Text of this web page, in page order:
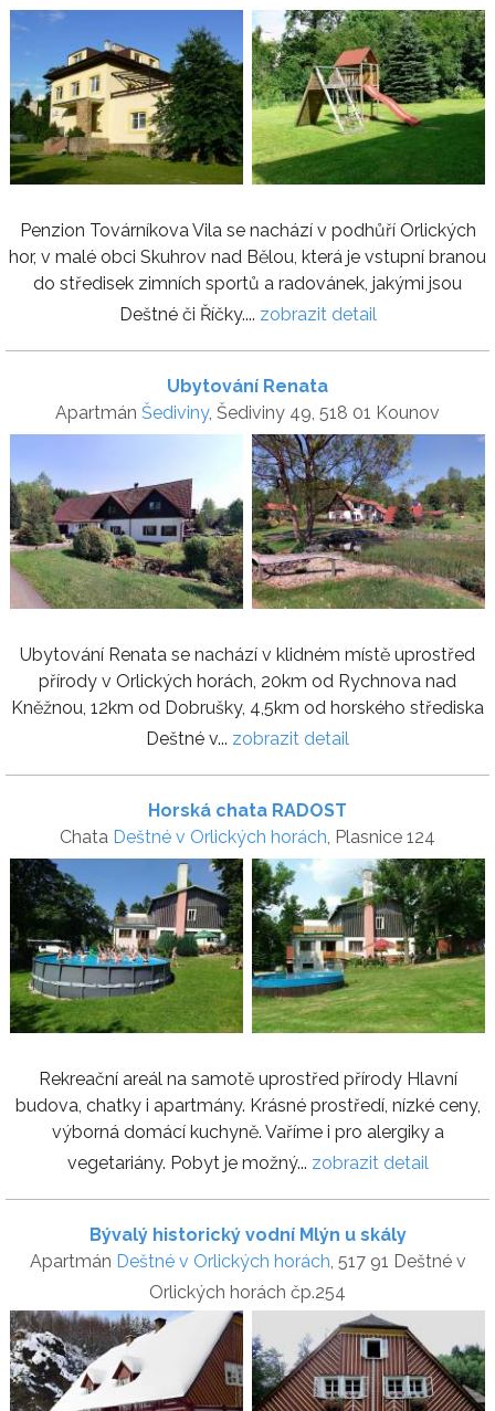
Penzion Továrníkova Vila se nachází v podhůří Orlických
hor, v malé obci Skuhrov nad Bělou, která je vstupní branou
do středisek zimních sportů a radovánek, jakými jsou
Deštné či Říčky.... zobrazit detail
Ubytování Renata
Apartmán Šediviny, Šediviny 49, 518 01 Kounov
Ubytování Renata se nachází v klidném místě uprostřed
přírody v Orlických horách, 20km od Rychnova nad
Kněžnou, 12km od Dobrušky, 4,5km od horského střediska
Deštné v... zobrazit detail
Horská chata RADOST
Chata Deštné v Orlických horách, Plasnice 124
Rekreační areál na samotě uprostřed přírody Hlavní
budova, chatky i apartmány. Krásné prostředí, nízké ceny,
výborná domácí kuchyně. Vaříme i pro alergiky a
vegetariány. Pobyt je možný... zobrazit detail
Bývalý historický vodní Mlýn u skály
Apartmán Deštné v Orlických horách, 517 91 Deštné v
Orlických horách čp.254